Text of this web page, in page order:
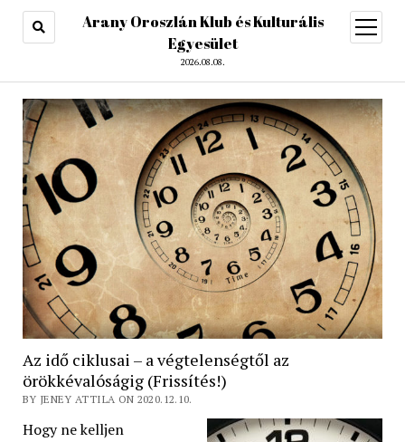
Arany Oroszlán Klub és Kulturális
Egyesület
2026.08.08.
open
menu
Az idő ciklusai – a végtelenségtől az
örökkévalóságig (Frissítés!)
BY JENEY ATTILA ON 2020.12.10.
Hogy ne kelljen